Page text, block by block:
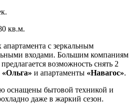
кв.м.
с зеркальным
входами. Большим компаниям
возможность снять 2
«Ольга» и апартаменты «Навагос».
оснащены бытовой техникой и
даже в жаркий сезон.